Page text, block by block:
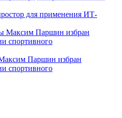
для применения ИТ-
Паршин избран
спортивного